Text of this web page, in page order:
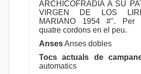
ARCHICOFRADIA A SU
VIRGEN DE LOS
MARIANO 1954 #". Per
quatre cordons en el peu.
AnsesAnses dobles
Tocs actuals de
automatics